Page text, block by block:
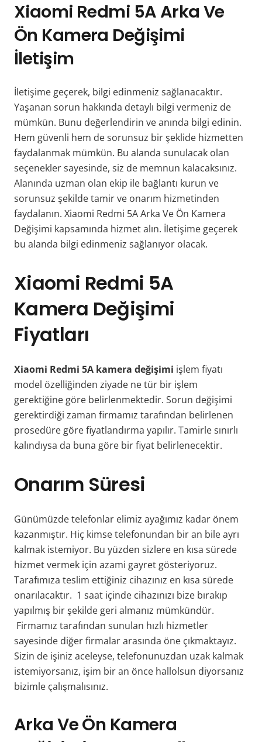
Xiaomi Redmi 5A Arka Ve
Ön Kamera Değişimi
İletişim
İletişime geçerek, bilgi edinmeniz sağlanacaktır.
Yaşanan sorun hakkında detaylı bilgi vermeniz de
mümkün. Bunu değerlendirin ve anında bilgi edinin.
Hem güvenli hem de sorunsuz bir şeklide hizmetten
faydalanmak mümkün. Bu alanda sunulacak olan
seçenekler sayesinde, siz de memnun kalacaksınız.
Alanında uzman olan ekip ile bağlantı kurun ve
sorunsuz şekilde tamir ve onarım hizmetinden
faydalanın. Xiaomi Redmi 5A Arka Ve Ön Kamera
Değişimi kapsamında hizmet alın. İletişime geçerek
bu alanda bilgi edinmeniz sağlanıyor olacak.
Xiaomi Redmi 5A
Kamera Değişimi
Fiyatları
Xiaomi Redmi 5A kamera değişimi işlem fiyatı
model özelliğinden ziyade ne tür bir işlem
gerektiğine göre belirlenmektedir. Sorun değişimi
gerektirdiği zaman firmamız tarafından belirlenen
prosedüre göre fiyatlandırma yapılır. Tamirle sınırlı
kalındıysa da buna göre bir fiyat belirlenecektir.
Onarım Süresi
Günümüzde telefonlar elimiz ayağımız kadar önem
kazanmıştır. Hiç kimse telefonundan bir an bile ayrı
kalmak istemiyor. Bu yüzden sizlere en kısa sürede
hizmet vermek için azami gayret gösteriyoruz.
Tarafımıza teslim ettiğiniz cihazınız en kısa sürede
onarılacaktır. 1 saat içinde cihazınızı bize bırakıp
yapılmış bir şekilde geri almanız mümkündür.
Firmamız tarafından sunulan hızlı hizmetler
sayesinde diğer firmalar arasında öne çıkmaktayız.
Sizin de işiniz aceleyse, telefonunuzdan uzak kalmak
istemiyorsanız, işim bir an önce hallolsun diyorsanız
bizimle çalışmalısınız.
Arka Ve Ön Kamera